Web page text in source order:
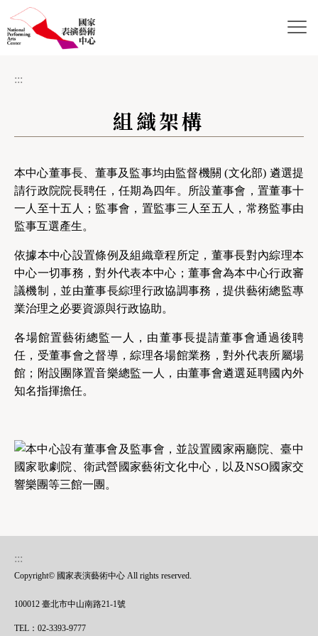
跳到主要內容區塊
網站導覽
:::
組織架構
本中心董事長、董事及監事均由監督機關 (文化部) 遴選提
請行政院院長聘任，任期為四年。所設董事會，置董事十
一人至十五人；監事會，置監事三人至五人，常務監事由
監事互選產生。
依據本中心設置條例及組織章程所定，董事長對內綜理本
中心一切事務，對外代表本中心；董事會為本中心行政審
議機制，並由董事長綜理行政協調事務，提供藝術總監專
業治理之必要資源與行政協助。
各場館置藝術總監一人，由董事長提請董事會通過後聘
任，受董事會之督導，綜理各場館業務，對外代表所屬場
館；附設團隊置音樂總監一人，由董事會遴選延聘國內外
知名指揮擔任。
:::
Copyright© 國家表演藝術中心 All rights reserved.
100012 臺北市中山南路21-1號
TEL：02-3393-9777